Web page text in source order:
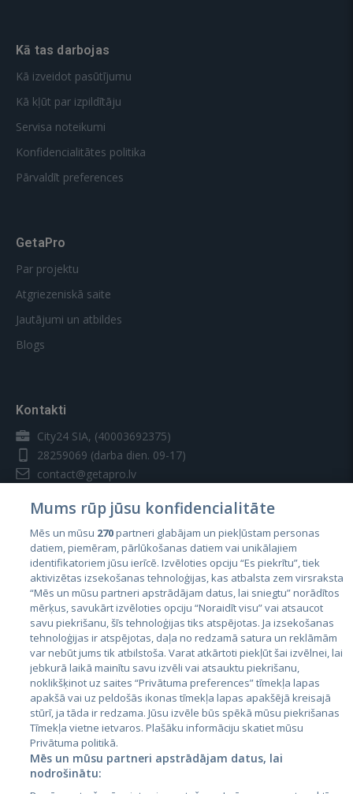
Kā tas darbojas
Kā izveidot pasūtījumu
Kā kļūt par izpildītāju
Servisa noteikumi
Konfidencialitātes politika
Pārvaldīt preferences
GetaPro
Par projektu
Atgriezeniskā saite
Jautājumi un atbildes
Blogs
Kontakti
City24 SIA, (40003692375)
28259069 (darba dien. 09-17)
contact@getapro.lv
Valstis
Igaunija
Latvija
Lietuva
City24.lv CVbankas.lt
Mums rūp jūsu konfidencialitāte
Mēs un mūsu 270partneri glabājam un piekļūstam personas
datiem, piemēram, pārlūkošanas datiem vai unikālajiem
identifikatoriem jūsu ierīcē. Izvēloties opciju “Es piekrītu”, tiek
aktivizētas izsekošanas tehnoloģijas, kas atbalsta zem virsraksta
“Mēs un mūsu partneri apstrādājam datus, lai sniegtu” norādītos
mērķus, savukārt izvēloties opciju “Noraidīt visu” vai atsaucot
savu piekrišanu, šīs tehnoloģijas tiks atspējotas. Ja izsekošanas
tehnoloģijas ir atspējotas, daļa no redzamā satura un reklāmām
var nebūt jums tik atbilstoša. Varat atkārtoti piekļūt šai izvēlnei, lai
jebkurā laikā mainītu savu izvēli vai atsauktu piekrišanu,
noklikšķinot uz saites “Privātuma preferences” tīmekļa lapas
apakšā vai uz peldošās ikonas tīmekļa lapas apakšējā kreisajā
stūrī, ja tāda ir redzama. Jūsu izvēle būs spēkā mūsu piekrišanas
Tīmekļa vietne ietvaros. Plašāku informāciju skatiet mūsu
Privātuma politikā.
Mēs un mūsu partneri apstrādājam datus, lai
nodrošinātu: